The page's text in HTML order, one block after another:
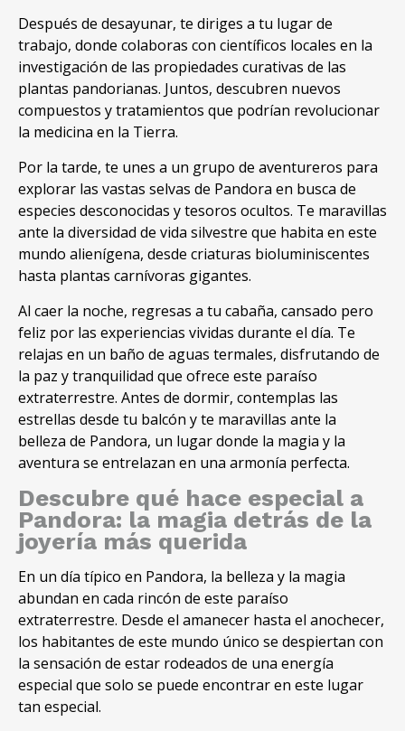
Después de desayunar, te diriges a tu lugar de
trabajo, donde colaboras con científicos locales en la
investigación de las propiedades curativas de las
plantas pandorianas. Juntos, descubren nuevos
compuestos y tratamientos que podrían revolucionar
la medicina en la Tierra.
Por la tarde, te unes a un grupo de aventureros para
explorar las vastas selvas de Pandora en busca de
especies desconocidas y tesoros ocultos. Te maravillas
ante la diversidad de vida silvestre que habita en este
mundo alienígena, desde criaturas bioluminiscentes
hasta plantas carnívoras gigantes.
Al caer la noche, regresas a tu cabaña, cansado pero
feliz por las experiencias vividas durante el día. Te
relajas en un baño de aguas termales, disfrutando de
la paz y tranquilidad que ofrece este paraíso
extraterrestre. Antes de dormir, contemplas las
estrellas desde tu balcón y te maravillas ante la
belleza de Pandora, un lugar donde la magia y la
aventura se entrelazan en una armonía perfecta.
Descubre qué hace especial a
Pandora: la magia detrás de la
joyería más querida
En un día típico en Pandora, la belleza y la magia
abundan en cada rincón de este paraíso
extraterrestre. Desde el amanecer hasta el anochecer,
los habitantes de este mundo único se despiertan con
la sensación de estar rodeados de una energía
especial que solo se puede encontrar en este lugar
tan especial.